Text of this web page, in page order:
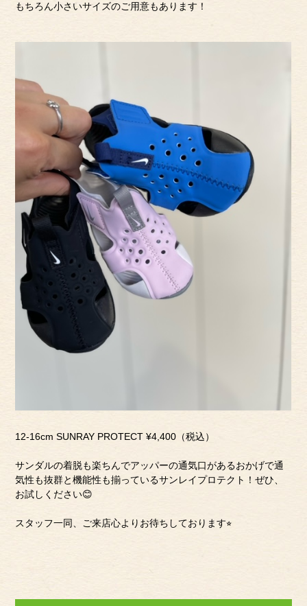
もちろん小さいサイズのご用意もあります！
12-16cm SUNRAY PROTECT ¥4,400（税込）
サンダルの着脱も楽ちんでアッパーの通気口があるおかげで通
気性も抜群と機能性も揃っているサンレイプロテクト！ぜひ、
お試しください😊
スタッフ一同、ご来店心よりお待ちしております⭐︎